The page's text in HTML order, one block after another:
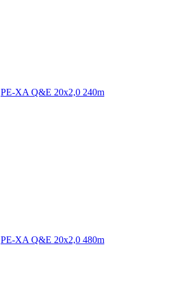
PE-XA Q&E 20x2,0 240m
PE-XA Q&E 20x2,0 480m